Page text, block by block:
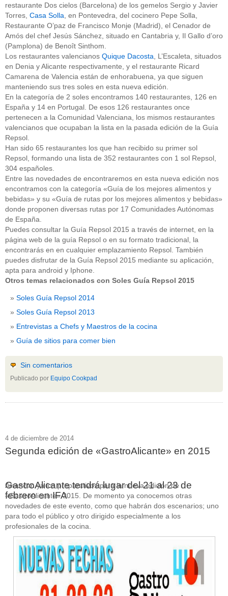
restaurante Dos cielos (Barcelona) de los gemelos Sergio y Javier
Torres, Casa Solla , en Pontevedra, del cocinero Pepe Solla,
Restaurante O’paz de Francisco Monje (Madrid), el Cenador de
Amós del chef Jesús Sánchez, situado en Cantabria y, Il Gallo d’oro
(Pamplona) de Benoît Sinthom.
Los restaurantes valencianos Quique Dacosta , L’Escaleta, situados
en Denia y Alicante respectivamente, y el restaurante Ricard
Camarena de Valencia están de enhorabuena, ya que siguen
manteniendo sus tres soles en esta nueva edición.
En la categoría de 2 soles encontramos 140 restaurantes, 126 en
España y 14 en Portugal. De esos 126 restaurantes once
pertenecen a la Comunidad Valenciana, los mismos restaurantes
valencianos que ocupaban la lista en la pasada edición de la Guía
Repsol.
Han sido 65 restaurantes los que han recibido su primer sol
Repsol, formando una lista de 352 restaurantes con 1 sol Repsol,
304 españoles.
Entre las novedades de encontraremos en esta nueva edición nos
encontramos con la categoría «Guía de los mejores alimentos y
bebidas» y su «Guía de rutas por los mejores alimentos y bebidas»
donde proponen diversas rutas por 17 Comunidades Autónomas
de España.
Puedes consultar la Guía Repsol 2015 a través de internet, en la
página web de la guía Repsol o en su formato tradicional, la
encontrarás en en cualquier emplazamiento Repsol. También
puedes disfrutar de la Guía Repsol 2015 mediante su aplicación,
apta para android y Iphone.
Otros temas relacionados con Soles Guía Repsol 2015
Soles Guía Repsol 2014
Soles Guía Repsol 2013
Entrevistas a Chefs y Maestros de la cocina
Guía de sitios para comer bien
Sin comentarios
Publicado por Equipo Cookpad
4 de diciembre de 2014
Segunda edición de «GastroAlicante» en 2015
GastroAlicante tendrá lugar del 21 al 23 de
febrero en IFA
Arrancan ya los preparativos para la nueva edición de
«GastroAlicante» 2015. De momento ya conocemos otras
novedades de este evento, como que habrán dos escenarios; uno
para todo el público y otro dirigido especialmente a los
profesionales de la cocina.